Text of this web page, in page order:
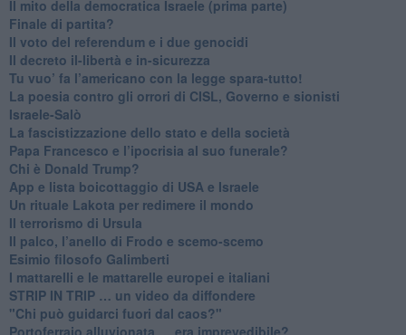
Il mito della democratica Israele (prima parte)
​Finale di partita?
​Il voto del referendum e i due genocidi
Il decreto il-libertà e in-sicurezza
Tu vuo’ fa l’americano con la legge spara-tutto!
La poesia contro gli orrori di CISL, Governo e sionisti
Israele-Salò
​La fascistizzazione dello stato e della società
Papa Francesco e l’ipocrisia al suo funerale?
​Chi è Donald Trump?
App e lista boicottaggio di USA e Israele
​Un rituale Lakota per redimere il mondo
Il terrorismo di Ursula
​Il palco, l’anello di Frodo e scemo-scemo
Esimio filosofo Galimberti
​I mattarelli e le mattarelle europei e italiani
​STRIP IN TRIP … un video da diffondere
"Chi può guidarci fuori dal caos?"
​Portoferraio alluvionata … era imprevedibile?